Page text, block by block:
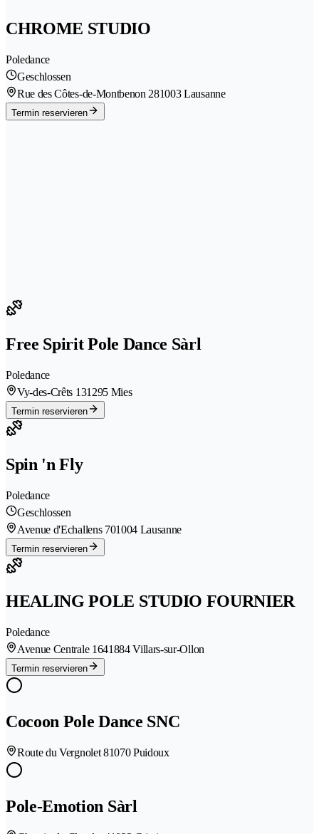
CHROME STUDIO
Poledance
Geschlossen
Rue des Côtes-de-Montbenon 281003 Lausanne
Termin reservieren
Free Spirit Pole Dance Sàrl
Poledance
Vy-des-Crêts 131295 Mies
Termin reservieren
Spin 'n Fly
Poledance
Geschlossen
Avenue d'Echallens 701004 Lausanne
Termin reservieren
HEALING POLE STUDIO FOURNIER
Poledance
Avenue Centrale 1641884 Villars-sur-Ollon
Termin reservieren
Cocoon Pole Dance SNC
Route du Vergnolet 81070 Puidoux
Pole-Emotion Sàrl